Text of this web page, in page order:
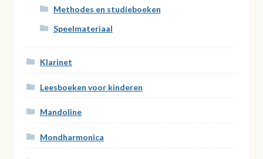
Methodes en studieboeken
Speelmateriaal
Klarinet
Leesboeken voor kinderen
Mandoline
Mondharmonica